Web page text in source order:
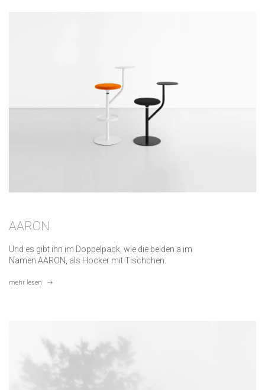
AARON
Und es gibt ihn im Doppelpack, wie die beiden a im
Namen AARON, als Hocker mit Tischchen.
mehr lesen